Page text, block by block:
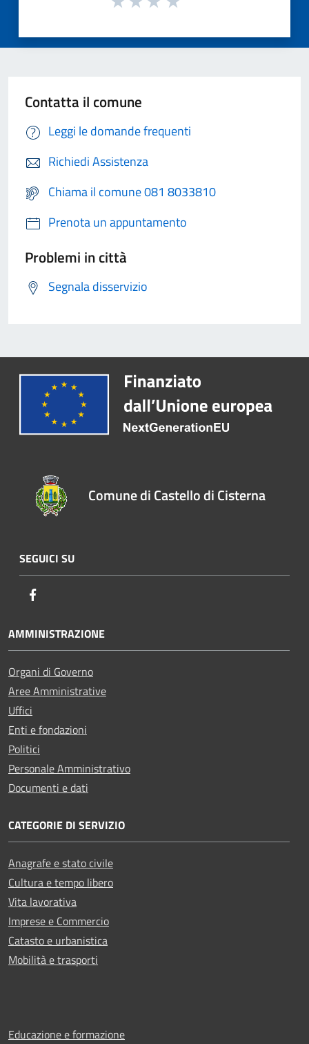
Contatta il comune
Leggi le domande frequenti
Richiedi Assistenza
Chiama il comune 081 8033810
Prenota un appuntamento
Problemi in città
Segnala disservizio
Comune di Castello di Cisterna
SEGUICI SU
AMMINISTRAZIONE
Organi di Governo
Aree Amministrative
Uffici
Enti e fondazioni
Politici
Personale Amministrativo
Documenti e dati
CATEGORIE DI SERVIZIO
Anagrafe e stato civile
Cultura e tempo libero
Vita lavorativa
Imprese e Commercio
Catasto e urbanistica
Mobilità e trasporti
Educazione e formazione